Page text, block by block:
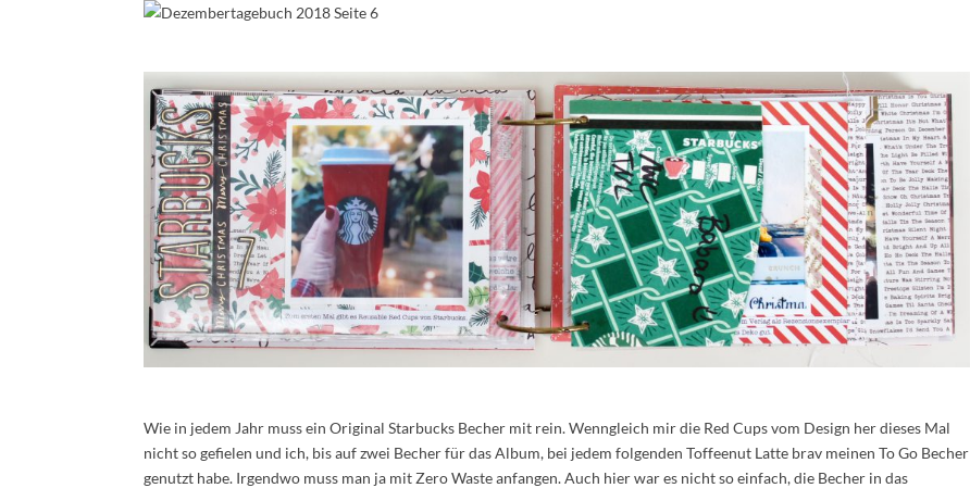
Wie in jedem Jahr muss ein Original Starbucks Becher mit rein. Wenngleich mir die Red Cups vom Design her dieses Mal
nicht so gefielen und ich, bis auf zwei Becher für das Album, bei jedem folgenden Toffeenut Latte brav meinen To Go Becher
genutzt habe. Irgendwo muss man ja mit Zero Waste anfangen. Auch hier war es nicht so einfach, die Becher in das